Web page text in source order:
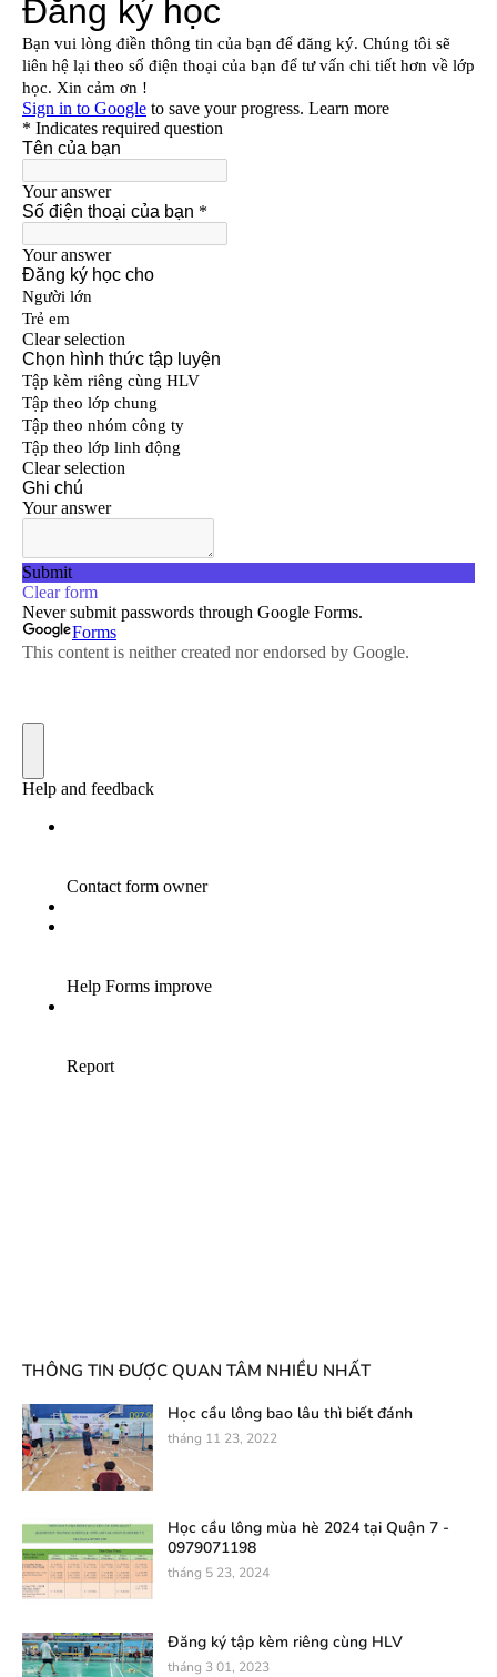
THÔNG TIN ĐƯỢC QUAN TÂM NHIỀU NHẤT
Học cầu lông bao lâu thì biết đánh
tháng 11 23, 2022
Học cầu lông mùa hè 2024 tại Quận 7 -
0979071198
tháng 5 23, 2024
Đăng ký tập kèm riêng cùng HLV
tháng 3 01, 2023